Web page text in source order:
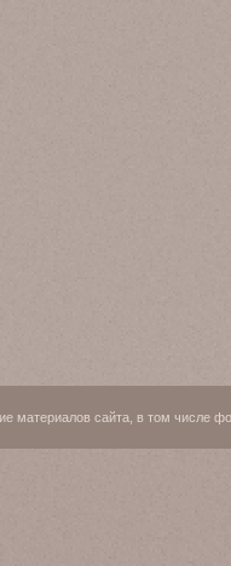
материалов сайта, в том числе